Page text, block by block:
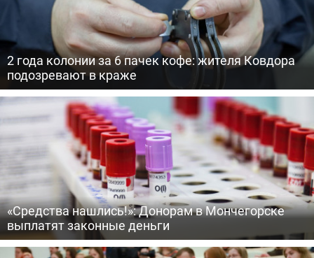
2 года колонии за 6 пачек кофе: жителя Ковдора
подозревают в краже
«Средства нашлись!»: Донорам в Мончегорске
выплатят законные деньги